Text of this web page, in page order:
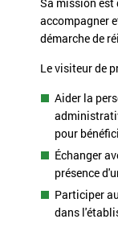
accompagner
démarche de
Le visiteur de
Aider la
pour
Échanger
présence
Participer
dans